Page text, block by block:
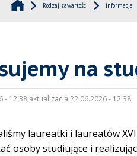
Rodzaj zawartości informacje
na
- 12:38 aktualizacja 22.06.2026 - 12:38
laureatki i laureatów
osoby studiujące i